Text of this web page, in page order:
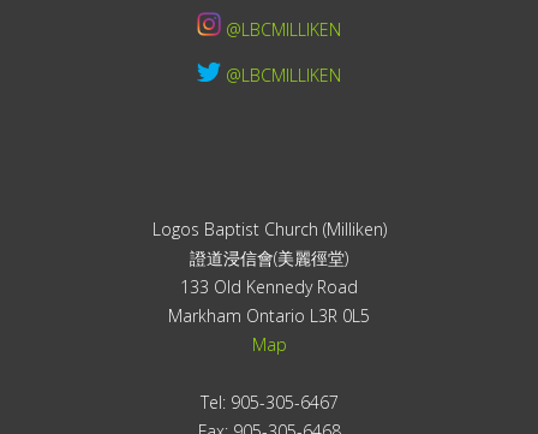
Logos Baptist Church (Milliken)
證道浸信會(美麗徑堂)
133 Old Kennedy Road
Markham Ontario L3R 0L5
Map
Tel: 905-305-6467
@LBCMILLIKEN
@LBCMILLIKEN